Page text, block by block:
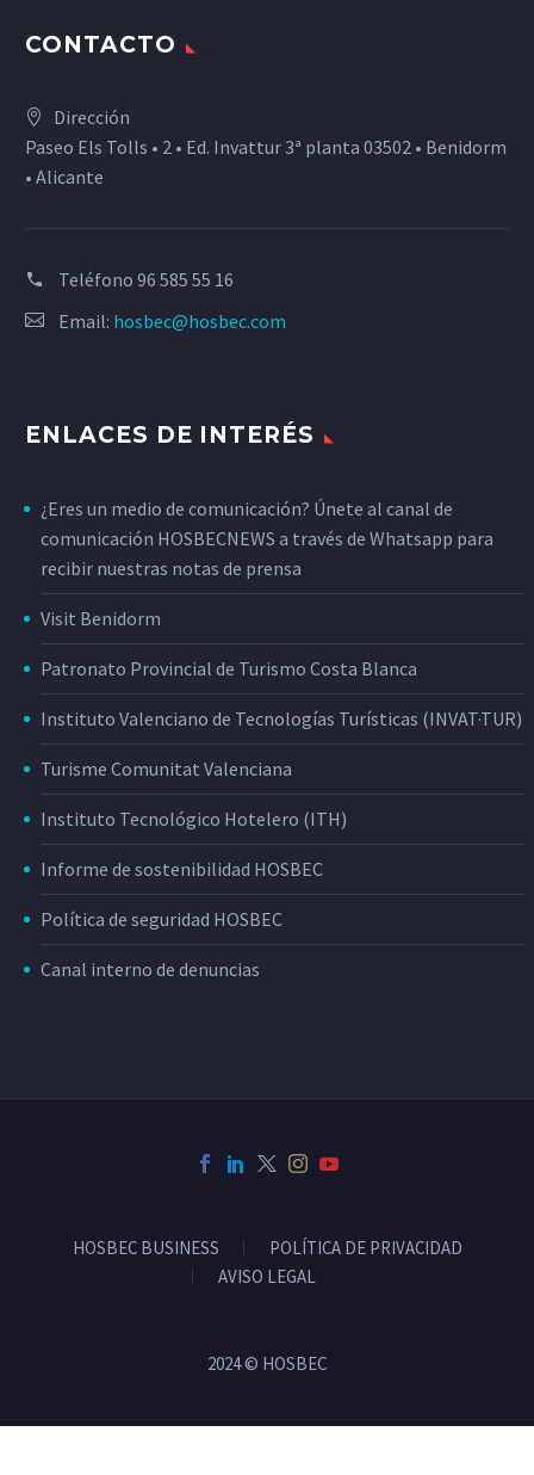
CONTACTO
Dirección
Paseo Els Tolls • 2 • Ed. Invattur 3ª planta 03502 • Benidorm
• Alicante
Teléfono 96 585 55 16
Email: hosbec@hosbec.com
ENLACES DE INTERÉS
¿Eres un medio de comunicación? Únete al canal de
comunicación HOSBECNEWS a través de Whatsapp para
recibir nuestras notas de prensa
Visit Benidorm
Patronato Provincial de Turismo Costa Blanca
Instituto Valenciano de Tecnologías Turísticas (INVAT·TUR)
Turisme Comunitat Valenciana
Instituto Tecnológico Hotelero (ITH)
Informe de sostenibilidad HOSBEC
Política de seguridad HOSBEC
Canal interno de denuncias
HOSBEC BUSINESS
POLÍTICA DE PRIVACIDAD
AVISO LEGAL
2024 © HOSBEC